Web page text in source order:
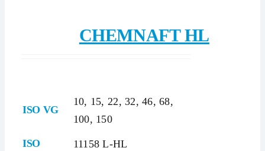
CHEMNAFT HL
ISO VG
10, 15, 22, 32, 46, 68,
100, 150
ISO 11158 L-HL